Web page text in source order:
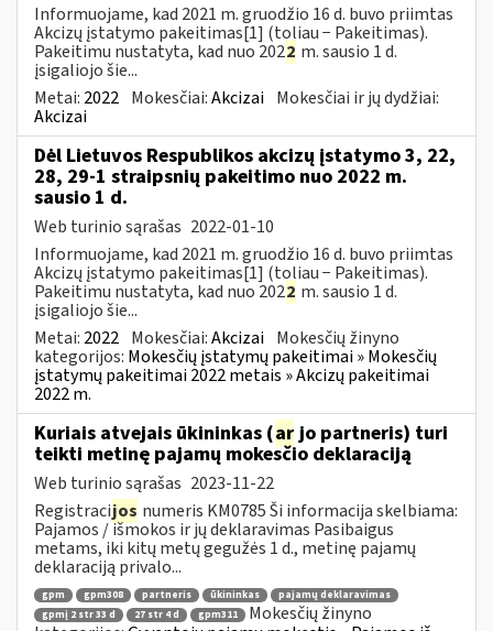
Informuojame, kad 2021 m. gruodžio 16 d. buvo priimtas
Akcizų įstatymo pakeitimas[1] (toliau − Pakeitimas).
Pakeitimu nustatyta, kad nuo 2022 m. sausio 1 d.
įsigaliojo šie...
Metai: 2022 Mokesčiai:Akcizai Mokesčiai ir jų dydžiai:
Akcizai
Dėl Lietuvos Respublikos akcizų įstatymo 3, 22,
28, 29-1 straipsnių pakeitimo nuo 2022 m.
sausio 1 d.
Web turinio sąrašas 2022-01-10
Informuojame, kad 2021 m. gruodžio 16 d. buvo priimtas
Akcizų įstatymo pakeitimas[1] (toliau − Pakeitimas).
Pakeitimu nustatyta, kad nuo 2022 m. sausio 1 d.
įsigaliojo šie...
Metai: 2022 Mokesčiai:Akcizai Mokesčių žinyno
kategorijos: Mokesčių įstatymų pakeitimai » Mokesčių
įstatymų pakeitimai 2022 metais » Akcizų pakeitimai
2022 m.
Kuriais atvejais ūkininkas (arjo partneris) turi
teikti metinę pajamų mokesčio deklaraciją
Web turinio sąrašas 2023-11-22
Registracijos numeris KM0785 Ši informacija skelbiama:
Pajamos / išmokos ir jų deklaravimas Pasibaigus
metams, iki kitų metų gegužės 1 d., metinę pajamų
deklaraciją privalo...
gpm gpm308 partneris ūkininkas
pajamų deklaravimas
gpmį 2 str 33 d
27 str 4 d gpm311
Mokesčių žinyno